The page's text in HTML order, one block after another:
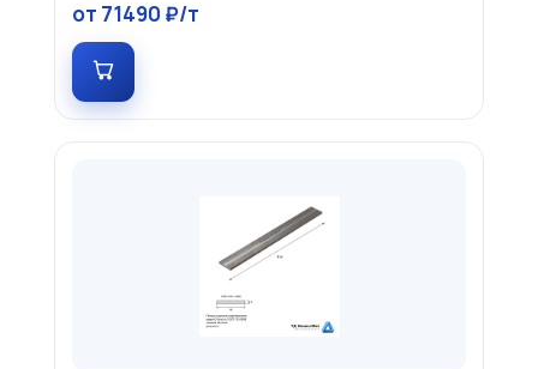
от 71490 ₽/т